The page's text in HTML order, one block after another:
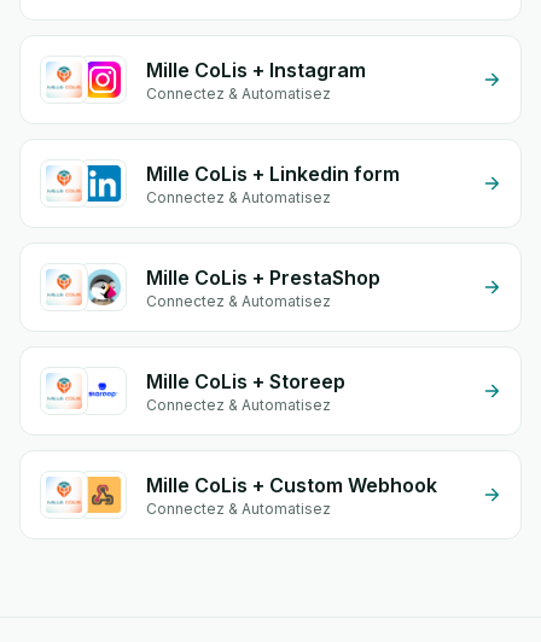
Mille CoLis + Instagram
Connectez & Automatisez
Mille CoLis + Linkedin form
Connectez & Automatisez
Mille CoLis + PrestaShop
Connectez & Automatisez
Mille CoLis + Storeep
Connectez & Automatisez
Mille CoLis + Custom Webhook
Connectez & Automatisez